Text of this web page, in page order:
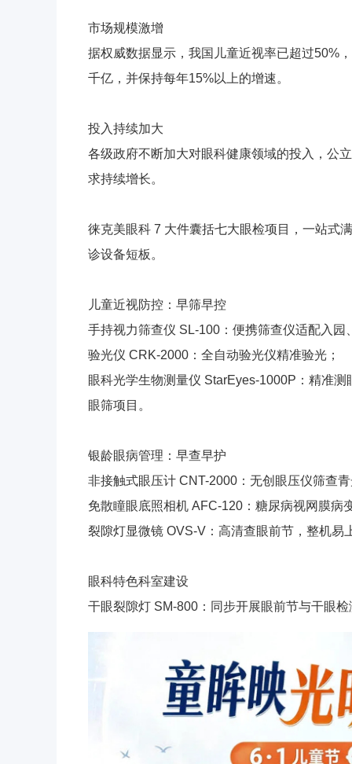
市场规模激增
据权威数据显示，我国儿童近视率已超过50%
千亿，并保持每年15%以上的增速。
投入持续加大
各级政府不断加大对眼科健康领域的投入，公
求持续增长。
徕克美眼科 7 大件囊括七大眼检项目，一站式
诊设备短板。
儿童近视防控：早筛早控
手持视力筛查仪 SL-100：便携筛查仪适配入园
验光仪 CRK-2000：全自动验光仪精准验光；
眼科光学生物测量仪 StarEyes-1000P：精准
眼筛项目。
银龄眼病管理：早查早护
非接触式眼压计 CNT-2000：无创眼压仪筛查
免散瞳眼底照相机 AFC-120：糖尿病视网膜病
裂隙灯显微镜 OVS-V：高清查眼前节，整机
眼科特色科室建设
干眼裂隙灯 SM-800：同步开展眼前节与干眼